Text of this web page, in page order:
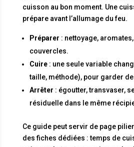
cuisson au bon moment. Une
prépare avant l’allumage du feu.
Préparer : nettoyage,
couvercles.
Cuire: une seule variable
taille, méthode), pour garder
Arrêter : égoutter, transvaser,
résiduelle dans le même
Ce guide peut servir de page
des fiches dédiées : temps de